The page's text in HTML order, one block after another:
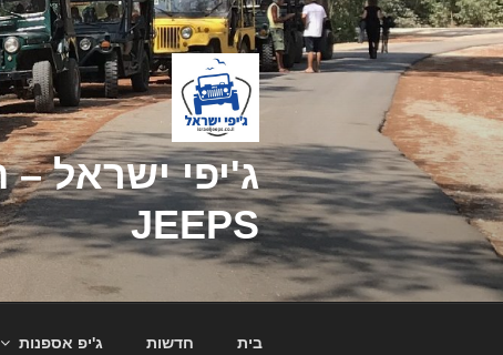
דילוג
לתוכן
JEEPS
בית חדשות ג'יפ אספנות